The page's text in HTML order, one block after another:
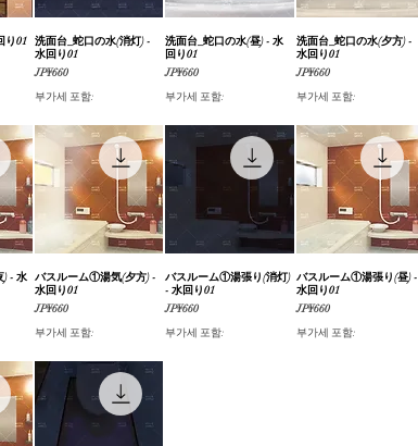
り01
제품보기
洗面台_蛇口の水(消灯) -
水回り01
가격
JP¥660
부가세 포함:
제품보기
洗面台_蛇口の水(昼) - 水
回り01
가격
JP¥660
부가세 포함:
제품보기
洗面台_蛇口の水(夕方) -
水回り01
가격
JP¥660
부가세 포함:
) - 水
제품보기
バスルーム①湯気(夕方) -
水回り01
가격
JP¥660
부가세 포함:
제품보기
バスルーム①湯張り(消灯)
- 水回り01
가격
JP¥660
부가세 포함:
제품보기
バスルーム①湯張り(昼) -
水回り01
가격
JP¥660
부가세 포함: